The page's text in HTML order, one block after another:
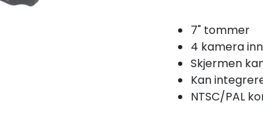
7" tommer
4 kamera
Skjermen
Kan
NTSC/PAL